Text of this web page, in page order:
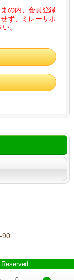
の内、会員登録
ず、ミレーサポ
。
90